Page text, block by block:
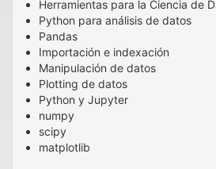
Herramientas para la Ciencia de
Python para análisis de datos
Pandas
Importación e indexación
Manipulación de datos
Plotting de datos
Python y Jupyter
numpy
scipy
matplotlib